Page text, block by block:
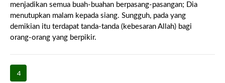
menjadikan semua buah-buahan berpasang-pasangan; Dia
menutupkan malam kepada siang. Sungguh, pada yang
demikian itu terdapat tanda-tanda (kebesaran Allah) bagi
orang-orang yang berpikir.
4